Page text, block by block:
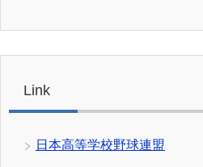
Link
日本高等学校野球連盟